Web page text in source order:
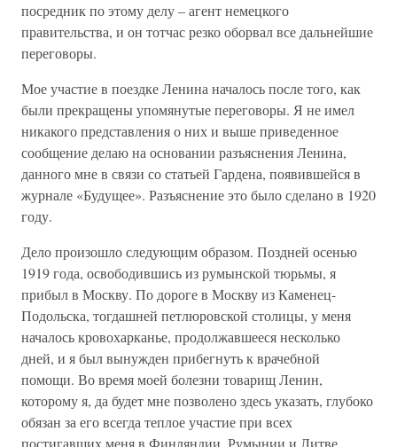
посредник по этому делу – агент немецкого
правительства, и он тотчас резко оборвал все дальнейшие
переговоры.
Мое участие в поездке Ленина началось после того, как
были прекращены упомянутые переговоры. Я не имел
никакого представления о них и выше приведенное
сообщение делаю на основании разъяснения Ленина,
данного мне в связи со статьей Гардена, появившейся в
журнале «Будущее». Разъяснение это было сделано в 1920
году.
Дело произошло следующим образом. Поздней осенью
1919 года, освободившись из румынской тюрьмы, я
прибыл в Москву. По дороге в Москву из Каменец-
Подольска, тогдашней петлюровской столицы, у меня
началось кровохарканье, продолжавшееся несколько
дней, и я был вынужден прибегнуть к врачебной
помощи. Во время моей болезни товарищ Ленин,
которому я, да будет мне позволено здесь указать, глубоко
обязан за его всегда теплое участие при всех
постигавших меня в Финляндии, Румынии и Литве